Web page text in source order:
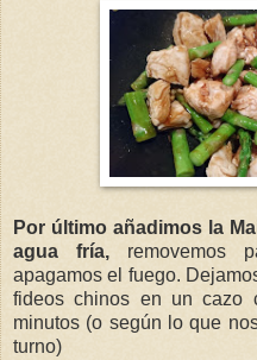
Por último añadimos la
agua fría, removemos
apagamos el fuego.
fideos chinos en un cazo
minutos (o según lo que
turno)